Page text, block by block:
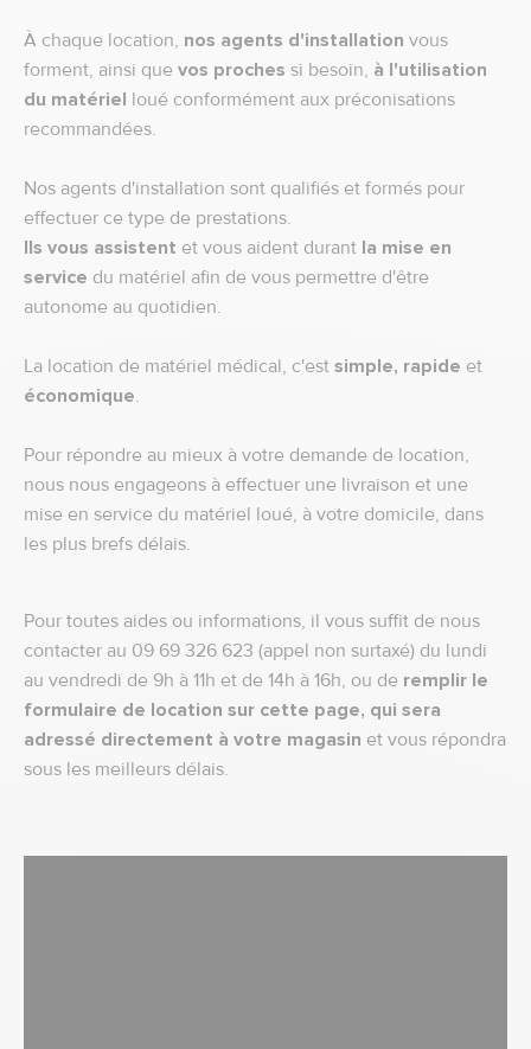
À chaque location, nos agents d'installation vous
forment, ainsi que vos proches si besoin, à l'utilisation
du matériel loué conformément aux préconisations
recommandées.
Nos agents d'installation sont qualifiés et formés pour
effectuer ce type de prestations.
Ils vous assistent et vous aident durant la mise en
service du matériel afin de vous permettre d'être
autonome au quotidien.
La location de matériel médical, c'est simple, rapide et
économique.
Pour répondre au mieux à votre demande de location,
nous nous engageons à effectuer une livraison et une
mise en service du matériel loué, à votre domicile, dans
les plus brefs délais.
Pour toutes aides ou informations, il vous suffit de nous
contacter au 09 69 326 623 (appel non surtaxé) du lundi
au vendredi de 9h à 11h et de 14h à 16h, ou de remplir le
formulaire de location sur cette page, qui sera
adressé directement à votre magasin et vous répondra
sous les meilleurs délais.